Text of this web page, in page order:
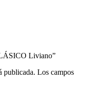
Liviano”
publicada. Los campos